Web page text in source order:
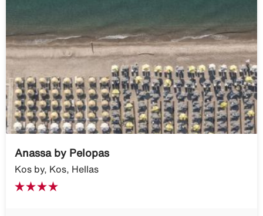
Anassa by Pelopas
Kos by, Kos, Hellas